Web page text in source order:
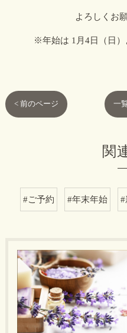
よろしくお
※年始は 1月4日（日）
< 前のページ 一
関
#ご予約 #年末年始 #